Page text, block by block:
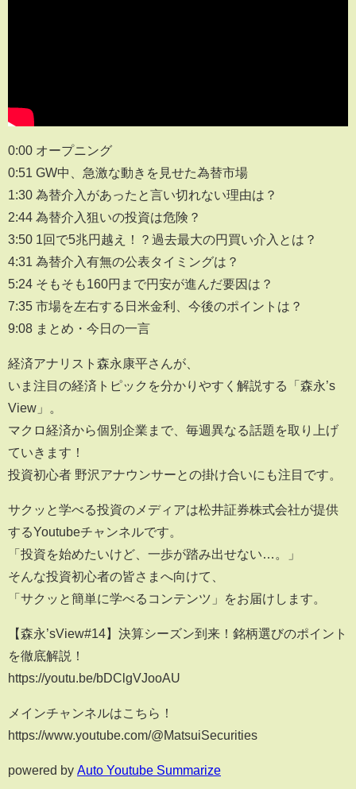
0:00 オープニング
0:51 GW中、急激な動きを見せた為替市場
1:30 為替介入があったと言い切れない理由は？
2:44 為替介入狙いの投資は危険？
3:50 1回で5兆円越え！？過去最大の円買い介入とは？
4:31 為替介入有無の公表タイミングは？
5:24 そもそも160円まで円安が進んだ要因は？
7:35 市場を左右する日米金利、今後のポイントは？
9:08 まとめ・今日の一言
経済アナリスト森永康平さんが、
いま注目の経済トピックを分かりやすく解説する「森永’s
View」。
マクロ経済から個別企業まで、毎週異なる話題を取り上げ
ていきます！
投資初心者 野沢アナウンサーとの掛け合いにも注目です。
サクッと学べる投資のメディアは松井証券株式会社が提供
するYoutubeチャンネルです。
「投資を始めたいけど、一歩が踏み出せない…。」
そんな投資初心者の皆さまへ向けて、
「サクッと簡単に学べるコンテンツ」をお届けします。
【森永’sView#14】決算シーズン到来！銘柄選びのポイント
を徹底解説！
https://youtu.be/bDClgVJooAU
メインチャンネルはこちら！
https://www.youtube.com/@MatsuiSecurities
powered by Auto Youtube Summarize